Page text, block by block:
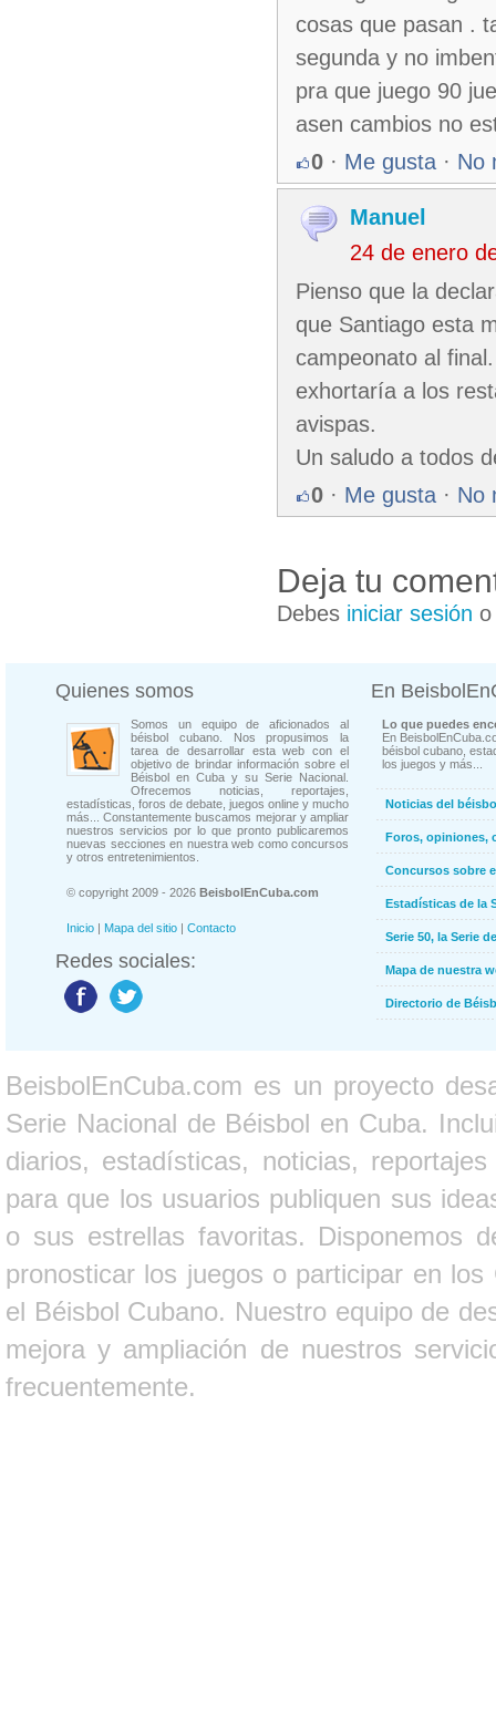
cosas que pasan .
segunda y no
pra que juego 90
asen cambios no
0 · Me gusta · No
Manuel
24 de enero
Pienso que la
que Santiago esta
campeonato al
exhortaría a los
avispas.
Un saludo a todos
0 · Me gusta · No
Deja tu
Debes iniciar sesión
Quienes somos
Somos un equipo de aficionados al
béisbol cubano. Nos propusimos la
tarea de desarrollar esta web con el
objetivo de brindar información sobre el
Béisbol en Cuba y su Serie Nacional.
Ofrecemos noticias, reportajes,
estadísticas, foros de debate, juegos online y mucho
más... Constantemente buscamos mejorar y ampliar
nuestros servicios por lo que pronto publicaremos
nuevas secciones en nuestra web como concursos
y otros entretenimientos.
© copyright 2009 - 2026 BeisbolEnCuba.com
Inicio | Mapa del sitio | Contacto
Redes sociales:
En
Lo que puedes
En
béisbol cubano,
los juegos y más...
Noticias del
Foros, opiniones,
Concursos sobre
Estadísticas de la
Serie 50, la Serie
Mapa de nuestra
Directorio de
BeisbolEnCuba.com es un proyecto
Serie Nacional de Béisbol en Cuba.
diarios, estadísticas, noticias,
para que los usuarios publiquen sus
o sus estrellas favoritas. Disponemos
pronosticar los juegos o participar en
el Béisbol Cubano. Nuestro equipo de
mejora y ampliación de nuestros
frecuentemente.